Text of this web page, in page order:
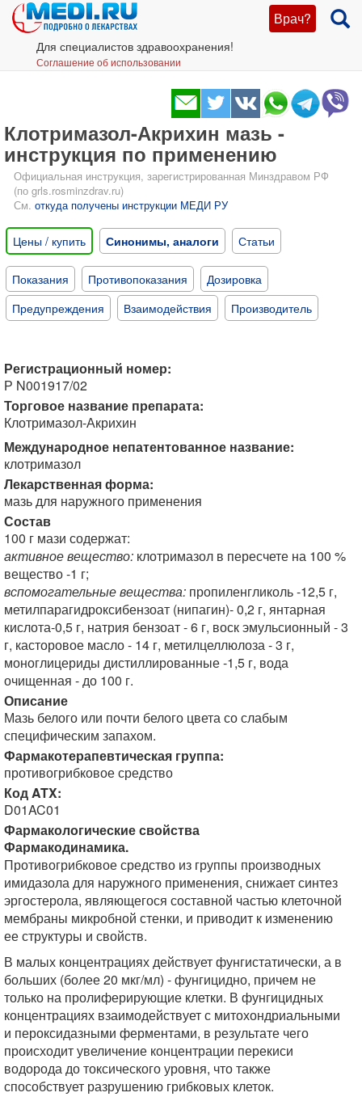
Врач?
Для специалистов здравоохранения!
Соглашение об использовании
Клотримазол-Акрихин мазь -
инструкция по применению
Официальная инструкция, зарегистрированная Минздравом РФ
(по grls.rosminzdrav.ru)
См. откуда получены инструкции МЕДИ РУ
Цены / купить Синонимы, аналоги Статьи
Показания Противопоказания
Дозировка
Предупреждения
Взаимодействия Производитель
Регистрационный номер:
Р N001917/02
Торговое название препарата:
Клотримазол-Акрихин
Международное непатентованное название:
клотримазол
Лекарственная форма:
мазь для наружного применения
Состав
100 г мази содержат:
активное вещество: клотримазол в пересчете на 100 %
вещество -1 г;
вспомогательные вещества: пропиленгликоль -12,5 г,
метилпарагидроксибензоат (нипагин)- 0,2 г, янтарная
кислота-0,5 г, натрия бензоат - 6 г, воск эмульсионный - 3
г, касторовое масло - 14 г, метилцеллюлоза - 3 г,
моноглицериды дистиллированные -1,5 г, вода
очищенная - до 100 г.
Описание
Мазь белого или почти белого цвета со слабым
специфическим запахом.
Фармакотерапевтическая группа:
противогрибковое средство
Код ATX:
D01AC01
Фармакологические свойства
Фармакодинамика.
Противогрибковое средство из группы производных
имидазола для наружного применения, снижает синтез
эргостерола, являющегося составной частью клеточной
мембраны микробной стенки, и приводит к изменению
ее структуры и свойств.
В малых концентрациях действует фунгистатически, а в
больших (более 20 мкг/мл) - фунгицидно, причем не
только на пролиферирующие клетки. В фунгицидных
концентрациях взаимодействует с митохондриальными
и пероксидазными ферментами, в результате чего
происходит увеличение концентрации перекиси
водорода до токсического уровня, что также
способствует разрушению грибковых клеток.